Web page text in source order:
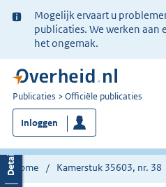
Ter
informatie:
Mogelijk ervaart u
publicaties. We werken aan
het ongemak.
U
bent
nu
hier:
Publicaties Officiële publicaties
Inloggen
Home Kamerstuk 35603, nr. 38